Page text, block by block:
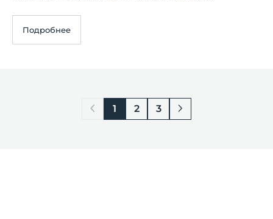
Подробнее
1 2 3